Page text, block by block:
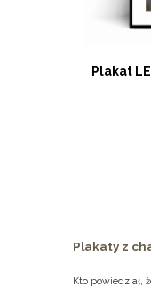
Plakat
Plakaty z
Kto powiedział,